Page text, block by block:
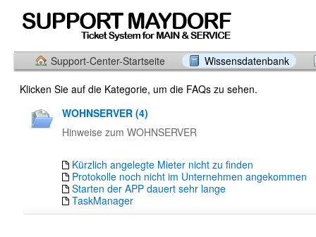
Support-Center-Startseite
Wissensdatenbank
Klicken Sie auf die Kategorie, um die FAQs zu sehen.
WOHNSERVER (4)
Hinweise zum WOHNSERVER
Kürzlich angelegte Mieter nicht zu finden
Protokolle noch nicht im Unternehmen angekommen
Starten der APP dauert sehr lange
TaskManager